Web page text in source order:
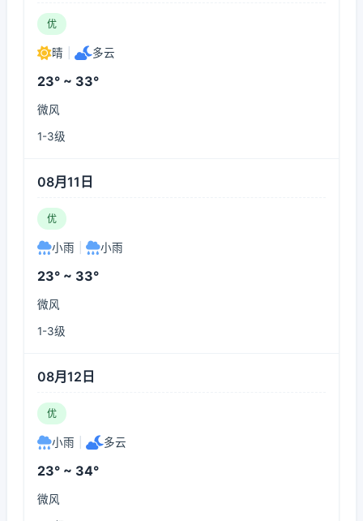
优
晴 多云
23° ~ 33°
微风
1-3级
08月11日
优
小雨 小雨
23° ~ 33°
微风
1-3级
08月12日
优
小雨 多云
23° ~ 34°
微风